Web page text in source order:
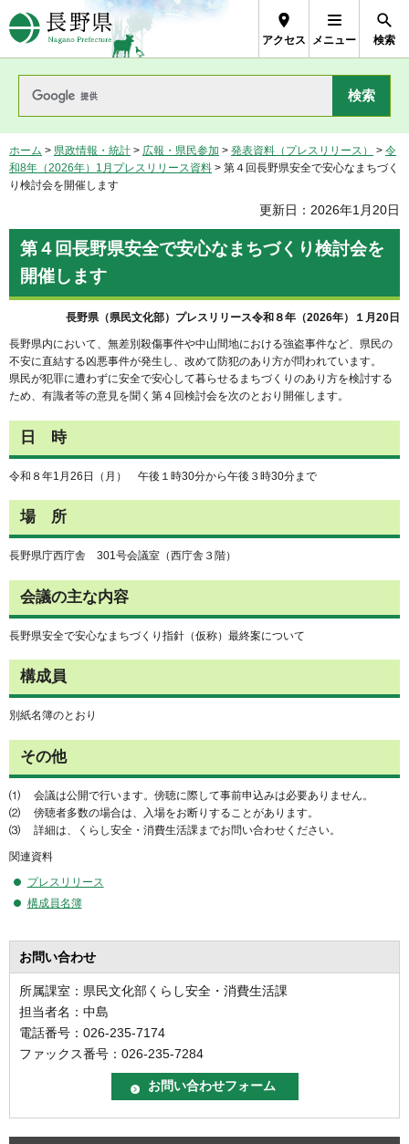
長野県Nagano Prefecture
アクセス メニュー 検索
ホーム > 県政情報・統計 > 広報・県民参加 > 発表資料（プレスリリース） > 令
和8年（2026年）1月プレスリリース資料 > 第４回長野県安全で安心なまちづく
り検討会を開催します
更新日：2026年1月20日
第４回長野県安全で安心なまちづくり検討会を
開催します
長野県（県民文化部）プレスリリース令和８年（2026年）１月20日
長野県内において、無差別殺傷事件や中山間地における強盗事件など、県民の
不安に直結する凶悪事件が発生し、改めて防犯のあり方が問われています。
県民が犯罪に遭わずに安全で安心して暮らせるまちづくりのあり方を検討する
ため、有識者等の意見を聞く第４回検討会を次のとおり開催します。
日 時
令和８年1月26日（月） 午後１時30分から午後３時30分まで
場 所
長野県庁西庁舎 301号会議室（西庁舎３階）
会議の主な内容
長野県安全で安心なまちづくり指針（仮称）最終案について
構成員
別紙名簿のとおり
その他
⑴ 会議は公開で行います。傍聴に際して事前申込みは必要ありません。
⑵ 傍聴者多数の場合は、入場をお断りすることがあります。
⑶ 詳細は、くらし安全・消費生活課までお問い合わせください。
関連資料
プレスリリース
構成員名簿
お問い合わせ
所属課室：県民文化部くらし安全・消費生活課
担当者名：中島
電話番号：026-235-7174
ファックス番号：026-235-7284